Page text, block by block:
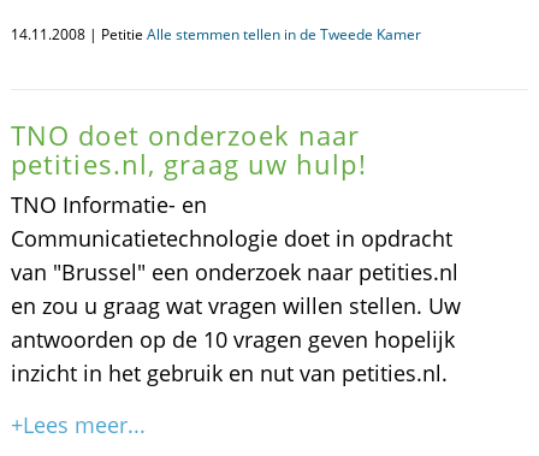
14.11.2008 | Petitie Alle stemmen tellen in de Tweede Kamer
TNO doet onderzoek naar
petities.nl, graag uw hulp!
TNO Informatie- en
Communicatietechnologie doet in opdracht
van "Brussel" een onderzoek naar petities.nl
en zou u graag wat vragen willen stellen. Uw
antwoorden op de 10 vragen geven hopelijk
inzicht in het gebruik en nut van petities.nl.
+Lees meer...